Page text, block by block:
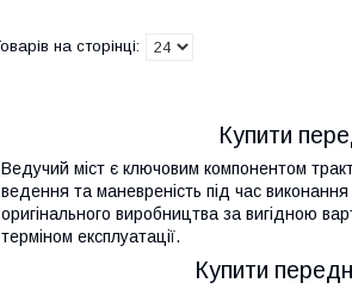
Купити
Ведучий міст є ключовим компонентом
ведення та маневреність під час
оригінального виробництва за вигідною
терміном експлуатації.
Купити